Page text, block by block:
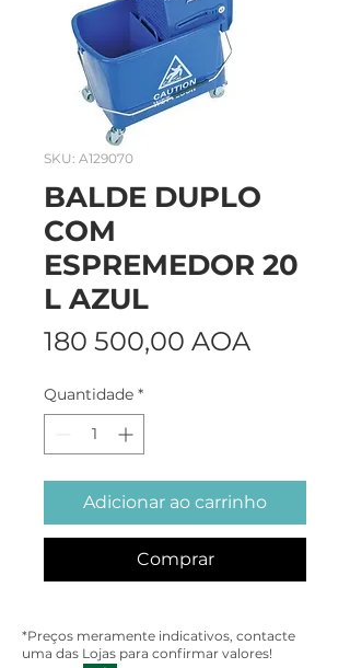
SKU: A129070
BALDE DUPLO
COM
ESPREMEDOR 20
L AZUL
180 500,00 AOA
Quantidade *
Adicionar ao carrinho
Comprar
*Preços meramente indicativos, contacte
uma das Lojas para confirmar valores!